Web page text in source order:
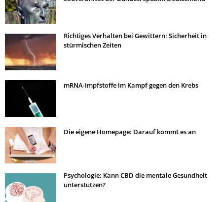
Richtiges Verhalten bei Gewittern: Sicherheit in
stürmischen Zeiten
mRNA-Impfstoffe im Kampf gegen den Krebs
Die eigene Homepage: Darauf kommt es an
Psychologie: Kann CBD die mentale Gesundheit
unterstützen?